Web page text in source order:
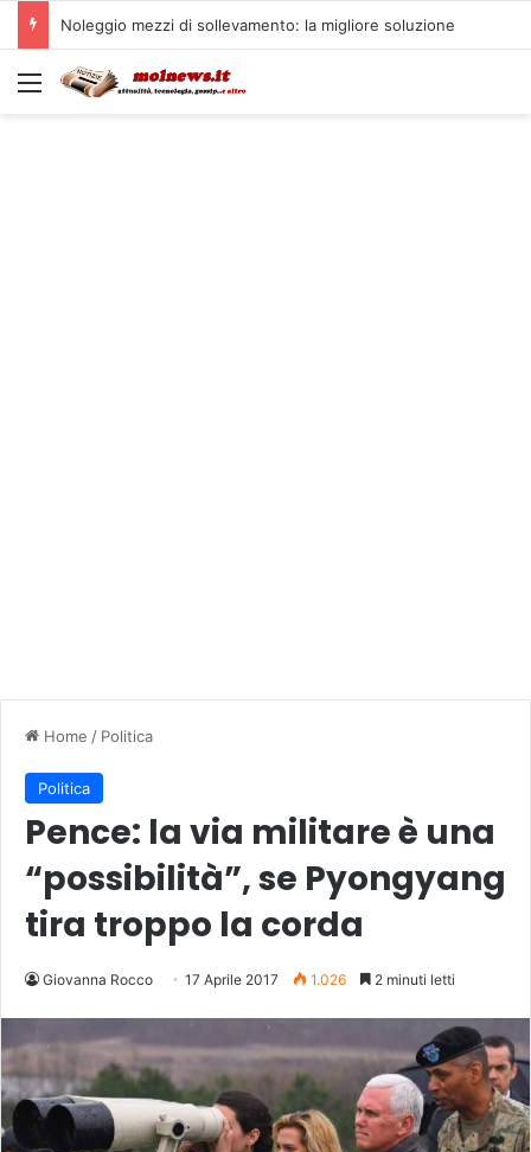
Noleggio mezzi di sollevamento: la migliore soluzione
Menu
Home / Politica
Politica
Pence: la via militare è una
“possibilità”, se Pyongyang
tira troppo la corda
Giovanna Rocco 17 Aprile 2017 1.026 2 minuti letti